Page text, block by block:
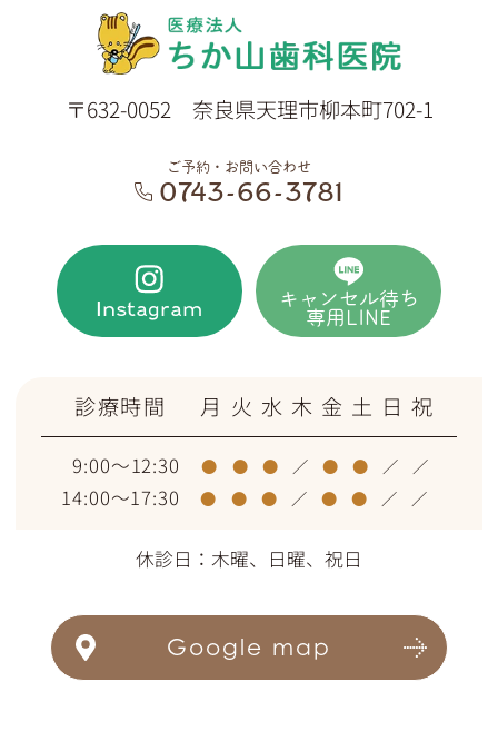
〒632-0052 奈良県天理市柳本町702-1
ご予約・お問い合わせ
0743-66-3781
Instagram
キャンセル待ち
専用LINE
診療時間 月 火 水 木 金 土 日 祝
9:00～12:30 ● ● ● ／ ● ● ／ ／
14:00～17:30 ● ● ● ／ ● ● ／ ／
休診日：木曜、日曜、祝日
Google map